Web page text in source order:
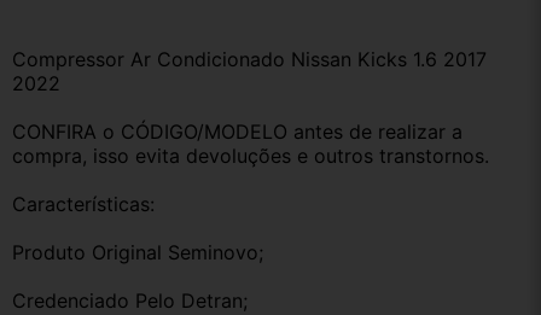
Compressor Ar Condicionado Nissan Kicks 1.6 2017
2022
CONFIRA o CÓDIGO/MODELO antes de realizar a
compra, isso evita devoluções e outros transtornos.
Características:
Produto Original Seminovo;
Credenciado Pelo Detran;